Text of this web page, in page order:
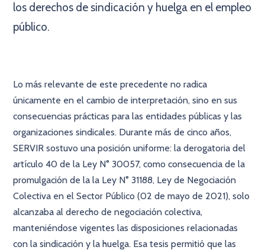
los derechos de sindicación y huelga en el empleo
público.
Lo más relevante de este precedente no radica
únicamente en el cambio de interpretación, sino en sus
consecuencias prácticas para las entidades públicas y las
organizaciones sindicales. Durante más de cinco años,
SERVIR sostuvo una posición uniforme: la derogatoria del
artículo 40 de la Ley N° 30057, como consecuencia de la
promulgación de la la Ley N° 31188, Ley de Negociación
Colectiva en el Sector Público (02 de mayo de 2021), solo
alcanzaba al derecho de negociación colectiva,
manteniéndose vigentes las disposiciones relacionadas
con la sindicación y la huelga. Esa tesis permitió que las